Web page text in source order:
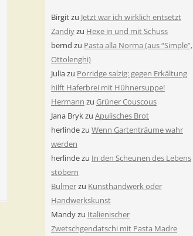
Birgitzu Jetzt war ich wirklich entsetzt
Zandiyzu Hexe in und mit Schuss
bernd zu Pasta alla Norma (aus “Simple”,
Ottolenghi)
Juliazu Porridge salzig: gegen Erkältung
hilft Haferbrei mit Hühnersuppe!
Hermann zu Grüner Couscous
Jana Brykzu Apulisches Brot
herlindezu Wenn Gartenträume wahr
werden
herlindezu In den Scheunen des Lebens
stöbern
Bulmerzu Kunsthandwerk oder
Handwerkskunst
Mandyzu Italienischer
Zwetschgendatschi mit Pasta Madre